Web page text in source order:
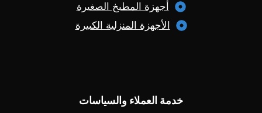
أجهزة المطبخ الصغيرة
الأجهزة المنزلية الكبيرة
خدمة العملاء والسياسات